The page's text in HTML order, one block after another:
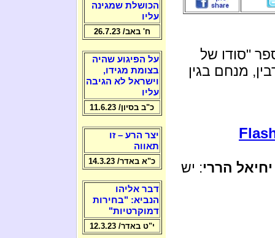
"סודו של
מנחם בגין
יחיאל הררי: יש
הכושלת שמגינה
עליו
ח' באב/ 26.7.23
על הפיגוע שהיה
בצומת מגידו,
וישראל לא הגיבה
עליו
כ"ב בסיון/ 11.6.23
יצר הרע – זו
תאווה
כ"א באדר/ 14.3.23
דבר אליהו
הנביא: "בחירות
דמוקרטיות"
י"ט באדר/ 12.3.23